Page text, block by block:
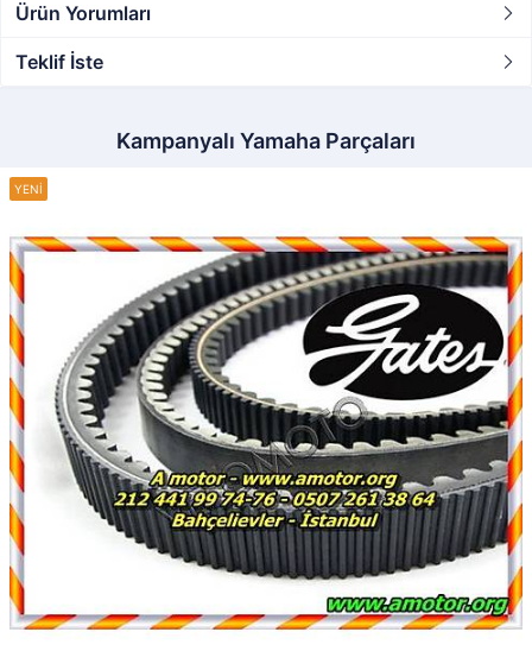
Ürün Yorumları
Teklif İste
Kampanyalı Yamaha Parçaları